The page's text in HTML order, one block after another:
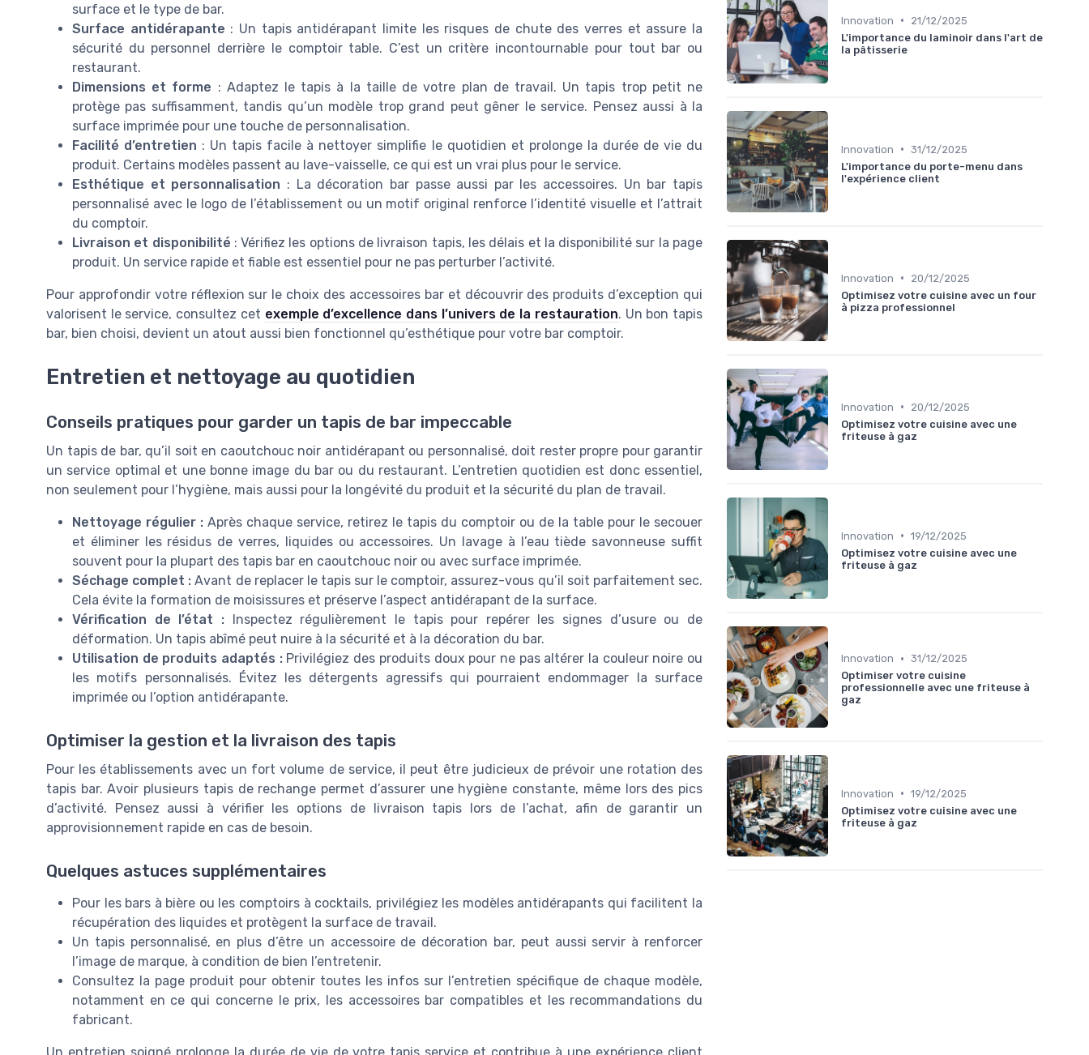
surface et le type de bar.
Surface antidérapante : Un tapis antidérapant limite les risques de chute des verres et assure la
sécurité du personnel derrière le comptoir table. C’est un critère incontournable pour tout bar ou
restaurant.
Dimensions et forme : Adaptez le tapis à la taille de votre plan de travail. Un tapis trop petit ne
protège pas suffisamment, tandis qu’un modèle trop grand peut gêner le service. Pensez aussi à la
surface imprimée pour une touche de personnalisation.
Facilité d’entretien : Un tapis facile à nettoyer simplifie le quotidien et prolonge la durée de vie du
produit. Certains modèles passent au lave-vaisselle, ce qui est un vrai plus pour le service.
Esthétique et personnalisation : La décoration bar passe aussi par les accessoires. Un bar tapis
personnalisé avec le logo de l’établissement ou un motif original renforce l’identité visuelle et l’attrait
du comptoir.
Livraison et disponibilité : Vérifiez les options de livraison tapis, les délais et la disponibilité sur la page
produit. Un service rapide et fiable est essentiel pour ne pas perturber l’activité.
Pour approfondir votre réflexion sur le choix des accessoires bar et découvrir des produits d’exception qui
valorisent le service, consultez cet exemple d’excellence dans l’univers de la restauration. Un bon tapis
bar, bien choisi, devient un atout aussi bien fonctionnel qu’esthétique pour votre bar comptoir.
Entretien et nettoyage au quotidien
Conseils pratiques pour garder un tapis de bar impeccable
Un tapis de bar, qu’il soit en caoutchouc noir antidérapant ou personnalisé, doit rester propre pour garantir
un service optimal et une bonne image du bar ou du restaurant. L’entretien quotidien est donc essentiel,
non seulement pour l’hygiène, mais aussi pour la longévité du produit et la sécurité du plan de travail.
Nettoyage régulier : Après chaque service, retirez le tapis du comptoir ou de la table pour le secouer
et éliminer les résidus de verres, liquides ou accessoires. Un lavage à l’eau tiède savonneuse suffit
souvent pour la plupart des tapis bar en caoutchouc noir ou avec surface imprimée.
Séchage complet : Avant de replacer le tapis sur le comptoir, assurez-vous qu’il soit parfaitement sec.
Cela évite la formation de moisissures et préserve l’aspect antidérapant de la surface.
Vérification de l’état :Inspectez régulièrement le tapis pour repérer les signes d’usure ou de
déformation. Un tapis abîmé peut nuire à la sécurité et à la décoration du bar.
Utilisation de produits adaptés :Privilégiez des produits doux pour ne pas altérer la couleur noire ou
les motifs personnalisés. Évitez les détergents agressifs qui pourraient endommager la surface
imprimée ou l’option antidérapante.
Optimiser la gestion et la livraison des tapis
Pour les établissements avec un fort volume de service, il peut être judicieux de prévoir une rotation des
tapis bar. Avoir plusieurs tapis de rechange permet d’assurer une hygiène constante, même lors des pics
d’activité. Pensez aussi à vérifier les options de livraison tapis lors de l’achat, afin de garantir un
approvisionnement rapide en cas de besoin.
Quelques astuces supplémentaires
Pour les bars à bière ou les comptoirs à cocktails, privilégiez les modèles antidérapants qui facilitent la
récupération des liquides et protègent la surface de travail.
Un tapis personnalisé, en plus d’être un accessoire de décoration bar, peut aussi servir à renforcer
l’image de marque, à condition de bien l’entretenir.
Consultez la page produit pour obtenir toutes les infos sur l’entretien spécifique de chaque modèle,
notamment en ce qui concerne le prix, les accessoires bar compatibles et les recommandations du
fabricant.
Innovation •
21/12/2025
L'importance du laminoir dans l'art de
la pâtisserie
Innovation • 31/12/2025
L'importance du porte-menu dans
l'expérience client
Innovation •
20/12/2025
Optimisez votre cuisine avec un four
à pizza professionnel
Innovation •
20/12/2025
Optimisez votre cuisine avec une
friteuse à gaz
Innovation • 19/12/2025
Optimisez votre cuisine avec une
friteuse à gaz
Innovation • 31/12/2025
Optimiser votre cuisine
professionnelle avec une friteuse à
gaz
Innovation • 19/12/2025
Optimisez votre cuisine avec une
friteuse à gaz